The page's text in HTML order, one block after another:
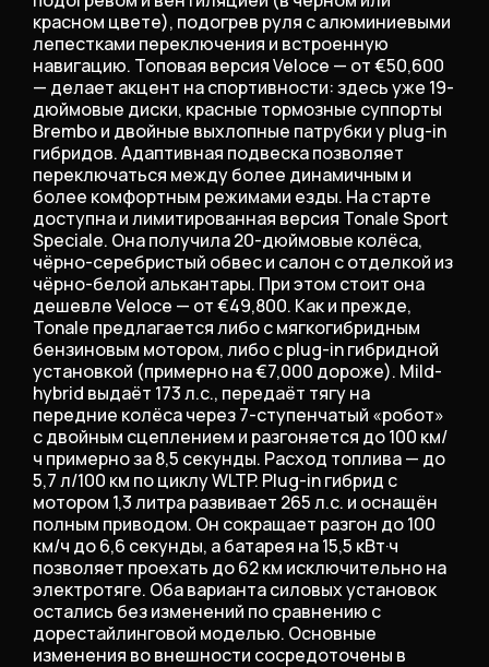
красном цвете), подогрев руля с алюминиевыми
лепестками переключения и встроенную
навигацию. Топовая версия Veloce — от €50,600
— делает акцент на спортивности: здесь уже 19-
дюймовые диски, красные тормозные суппорты
Brembo и двойные выхлопные патрубки у plug-in
гибридов. Адаптивная подвеска позволяет
переключаться между более динамичным и
более комфортным режимами езды. На старте
доступна и лимитированная версия Tonale Sport
Speciale. Она получила 20-дюймовые колёса,
чёрно-серебристый обвес и салон с отделкой из
чёрно-белой алькантары. При этом стоит она
дешевле Veloce — от €49,800. Как и прежде,
Tonale предлагается либо с мягкогибридным
бензиновым мотором, либо с plug-in гибридной
установкой (примерно на €7,000 дороже). Mild-
hybrid выдаёт 173 л.с., передаёт тягу на
передние колёса через 7-ступенчатый «робот»
с двойным сцеплением и разгоняется до 100 км/
ч примерно за 8,5 секунды. Расход топлива — до
5,7 л/100 км по циклу WLTP. Plug-in гибрид с
мотором 1,3 литра развивает 265 л.с. и оснащён
полным приводом. Он сокращает разгон до 100
км/ч до 6,6 секунды, а батарея на 15,5 кВт·ч
позволяет проехать до 62 км исключительно на
электротяге. Оба варианта силовых установок
остались без изменений по сравнению с
дорестайлинговой моделью. Основные
изменения во внешности сосредоточены в